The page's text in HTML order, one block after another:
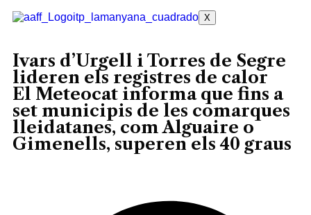
X
Ivars d’Urgell i Torres de Segre
lideren els registres de calor
El Meteocat informa que fins a
set municipis de les comarques
lleidatanes, com Alguaire o
Gimenells, superen els 40 graus